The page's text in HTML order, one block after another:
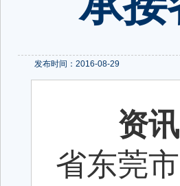
发布时间：2016-08-29
资
省东莞